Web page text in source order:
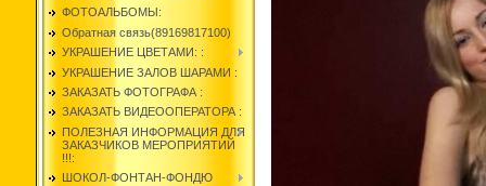
ФОТОАЛЬБОМЫ:
Обратная связь(89169817100)
УКРАШЕНИЕ ЦВЕТАМИ: :
УКРАШЕНИЕ ЗАЛОВ ШАРАМИ :
ЗАКАЗАТЬ ФОТОГРАФА :
ЗАКАЗАТЬ ВИДЕООПЕРАТОРА :
ПОЛЕЗНАЯ ИНФОРМАЦИЯ ДЛЯ
ЗАКАЗЧИКОВ МЕРОПРИЯТИЙ
!!!:
ШОКОЛ-ФОНТАН-ФОНДЮ